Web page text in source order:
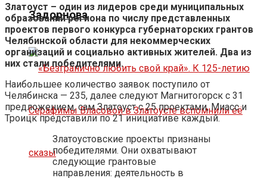
Задорнова
Златоуст – один из лидеров среди муниципальных
образований региона по числу представленных
проектов первого конкурса губернаторских грантов
Челябинской области для некоммерческих
организаций и социально активных жителей. Два из
них стали победителями.
Наибольшее количество заявок поступило от
Челябинска — 235, далее следуют Магнитогорск с 31
предложением, сам Златоуст с 25 проектами, Миасс и
Троицк представили по 21 инициативе каждый.
Златоустовские проекты признаны
победителями. Они охватывают
следующие грантовые
направления: деятельность в